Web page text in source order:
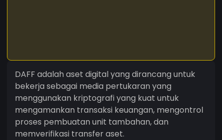
DAFF adalah aset digital yang dirancang untuk
bekerja sebagai media pertukaran yang
menggunakan kriptografi yang kuat untuk
mengamankan transaksi keuangan, mengontrol
proses pembuatan unit tambahan, dan
memverifikasi transfer aset.